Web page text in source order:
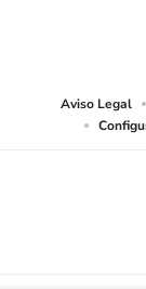
Aviso Legal